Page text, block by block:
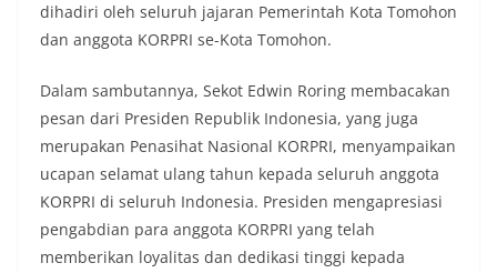
dihadiri oleh seluruh jajaran Pemerintah Kota Tomohon
dan anggota KORPRI se-Kota Tomohon.
Dalam sambutannya, Sekot Edwin Roring membacakan
pesan dari Presiden Republik Indonesia, yang juga
merupakan Penasihat Nasional KORPRI, menyampaikan
ucapan selamat ulang tahun kepada seluruh anggota
KORPRI di seluruh Indonesia. Presiden mengapresiasi
pengabdian para anggota KORPRI yang telah
memberikan loyalitas dan dedikasi tinggi kepada